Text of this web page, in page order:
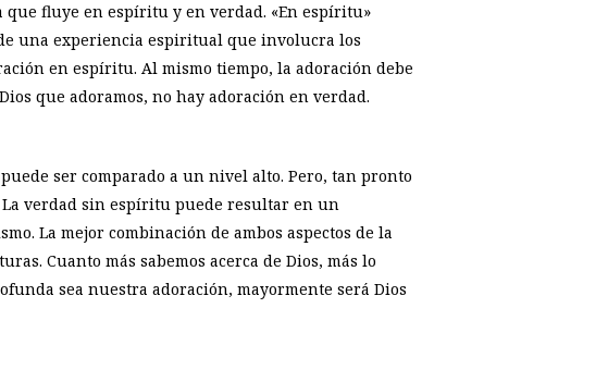
que fluye en espíritu y en verdad. «En espíritu»
una experiencia espiritual que involucra los
en espíritu. Al mismo tiempo, la adoración debe
que adoramos, no hay adoración en verdad.
ser comparado a un nivel alto. Pero, tan pronto
verdad sin espíritu puede resultar en un
La mejor combinación de ambos aspectos de la
Cuanto más sabemos acerca de Dios, más lo
sea nuestra adoración, mayormente será Dios